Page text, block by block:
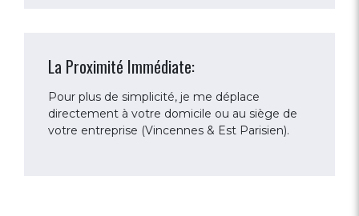
La Proximité Immédiate:
Pour plus de simplicité, je me déplace
directement à votre domicile ou au siège de
votre entreprise (Vincennes & Est Parisien).